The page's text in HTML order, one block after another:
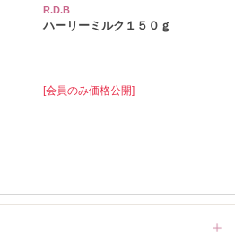
R.D.B
ハーリーミルク１５０ｇ
[会員のみ価格公開]